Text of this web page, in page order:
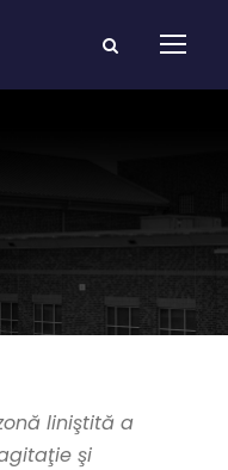
liniştită a
şi